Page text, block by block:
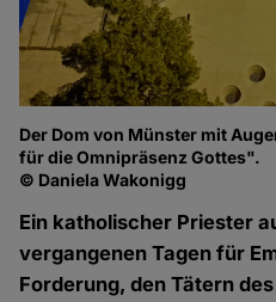
Der Dom von Münster mit
für die Omnipräsenz Gottes".
© Daniela Wakonigg
Ein katholischer Priester
vergangenen Tagen für
Forderung, den Tätern